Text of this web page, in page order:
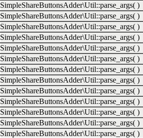
SimpleShareButtonsAdder\Util::parse_args( )
SimpleShareButtonsAdder\Util::parse_args( )
SimpleShareButtonsAdder\Util::parse_args( )
SimpleShareButtonsAdder\Util::parse_args( )
SimpleShareButtonsAdder\Util::parse_args( )
SimpleShareButtonsAdder\Util::parse_args( )
SimpleShareButtonsAdder\Util::parse_args( )
SimpleShareButtonsAdder\Util::parse_args( )
SimpleShareButtonsAdder\Util::parse_args( )
SimpleShareButtonsAdder\Util::parse_args( )
SimpleShareButtonsAdder\Util::parse_args( )
SimpleShareButtonsAdder\Util::parse_args( )
SimpleShareButtonsAdder\Util::parse_args( )